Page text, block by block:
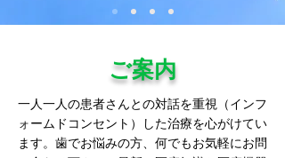
ご案内
一人一人の患者さんとの対話を重視（インフ
ォームドコンセント）した治療を心がけてい
ます。歯でお悩みの方、何でもお気軽にお問